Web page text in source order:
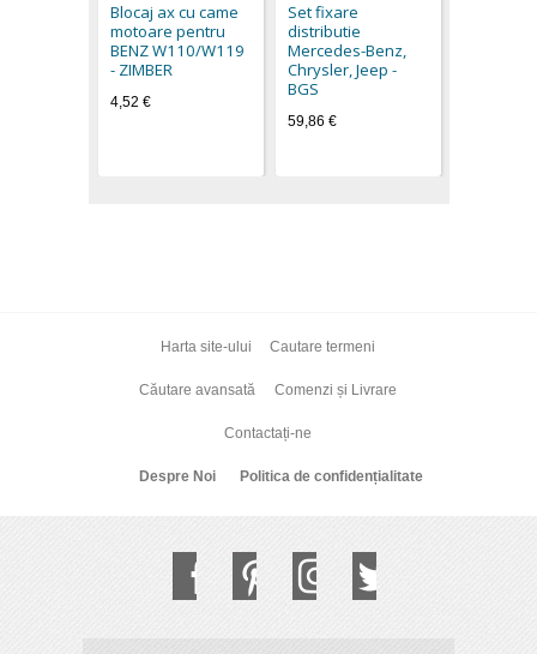
Blocaj ax cu came
motoare pentru
BENZ W110/W119
- ZIMBER
4,52 €
Set fixare
distributie
Mercedes-Benz,
Chrysler, Jeep -
BGS
59,86 €
Harta site-ului Cautare termeni
Căutare avansată Comenzi și Livrare
Contactați-ne
Despre Noi Politica de confidențialitate